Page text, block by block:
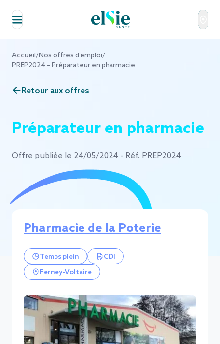
Accueil/Nos offres d’emploi/
PREP2024 – Préparateur en pharmacie
Retour aux offres
Préparateur en pharmacie
Offre publiée le 24/05/2024 - Réf. PREP2024
Pharmacie de la Poterie
Temps plein
CDI
Ferney-Voltaire